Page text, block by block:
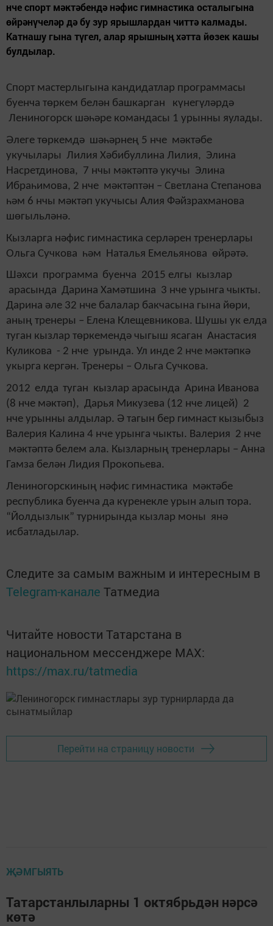
нче спорт мәктәбендә нәфис гимнастика осталыгына
өйрәнүчеләр дә бу зур ярышлардан читтә калмады.
Катнашу гына түгел, алар ярышның хәтта йөзек кашы
булдылар.
Спорт мастерлыгына кандидатлар программасы
буенча төркем белән башкарган күнегүләрдә
Лениногорск шәһәре командасы 1 урынны яулады.
Әлеге төркемдә шәһәрнең 5 нче мәктәбе
укучылары Лилия Хәбибуллина Лилия, Элина
Насретдинова, 7 нчы мәктәптә укучы Элина
Ибраһимова, 2 нче мәктәптән – Светлана Степанова
һәм 6 нчы мәктәп укучысы Алия Фәйзрахманова
шөгыльләнә.
Кызларга нәфис гимнастика серләрен тренерлары
Ольга Сучкова һәм Наталья Емельянова өйрәтә.
Шәхси программа буенча 2015 елгы кызлар
арасында Дарина Хамәтшина 3 нче урынга чыкты.
Дарина әле 32 нче балалар бакчасына гына йөри,
аның тренеры – Елена Клещевникова. Шушы ук елда
туган кызлар төркемендә чыгыш ясаган Анастасия
Куликова - 2 нче урында. Ул инде 2 нче мәктәпкә
укырга кергән. Тренеры – Ольга Сучкова.
2012 елда туган кызлар арасында Арина Иванова
(8 нче мәктәп), Дарья Микузева (12 нче лицей) 2
нче урынны алдылар. Ә тагын бер гимнаст кызыбыз
Валерия Калина 4 нче урынга чыкты. Валерия 2 нче
мәктәптә белем ала. Кызларның тренерлары – Анна
Гамза белән Лидия Прокопьева.
Лениногорскиның нәфис гимнастика мәктәбе
республика буенча да күренекле урын алып тора.
“Йолдызлык” турнирында кызлар моны янә
исбатладылар.
Следите за самым важным и интересным в
Telegram-канале Татмедиа
Читайте новости Татарстана в
национальном мессенджере MАХ:
https://max.ru/tatmedia
Перейти на страницу новости
ҖӘМГЫЯТЬ
Татарстанлыларны 1 октябрьдән нәрсә
көтә